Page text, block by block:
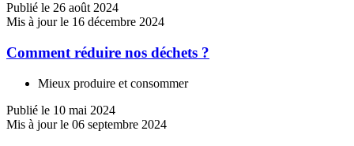
Publié le 26 août 2024
Mis à jour le 16 décembre 2024
Comment réduire nos déchets ?
Mieux produire et consommer
Publié le 10 mai 2024
Mis à jour le 06 septembre 2024